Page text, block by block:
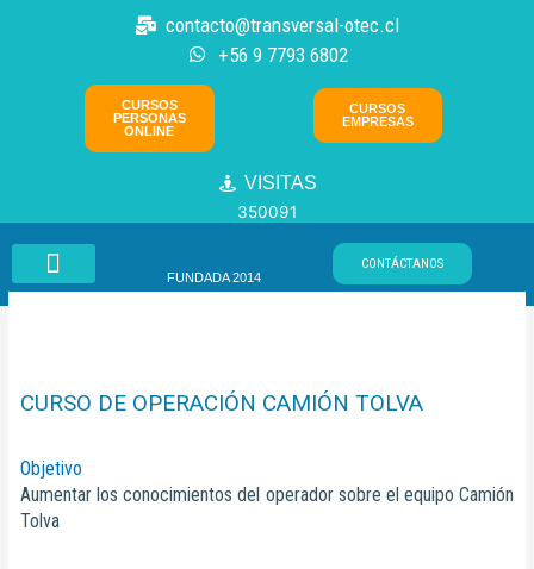
contacto@transversal-otec.cl
+56 9 7793 6802
CURSOS
PERSONAS
ONLINE
CURSOS
EMPRESAS
VISITAS
350091
FUNDADA 2014
CONTÁCTANOS
CURSO DE OPERACIÓN CAMIÓN TOLVA
Objetivo
Aumentar los conocimientos del operador sobre el equipo Camión
Tolva